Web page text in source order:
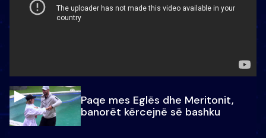
Paqe mes Eglës dhe Meritonit,
banorët kërcejnë së bashku